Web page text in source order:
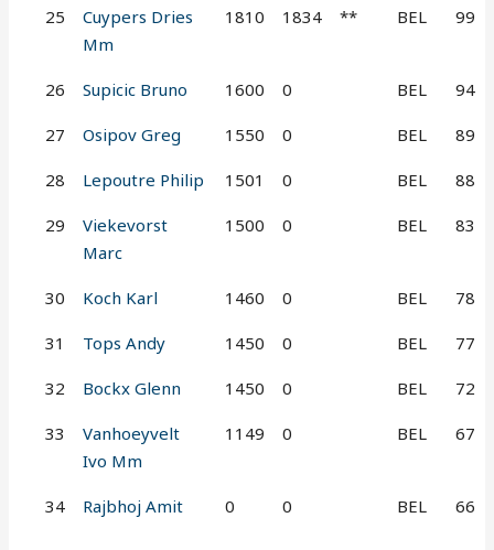
25
Cuypers Dries
Mm
1810 1834 ** BEL 99
26 Supicic Bruno 1600 0 BEL 94
27 Osipov Greg 1550 0 BEL 89
28 Lepoutre Philip 1501 0 BEL 88
29
Viekevorst
Marc
1500 0 BEL 83
30 Koch Karl 1460 0 BEL 78
31 Tops Andy 1450 0 BEL 77
32 Bockx Glenn 1450 0 BEL 72
33
Vanhoeyvelt
Ivo Mm
1149 0 BEL 67
34 Rajbhoj Amit 0 0 BEL 66